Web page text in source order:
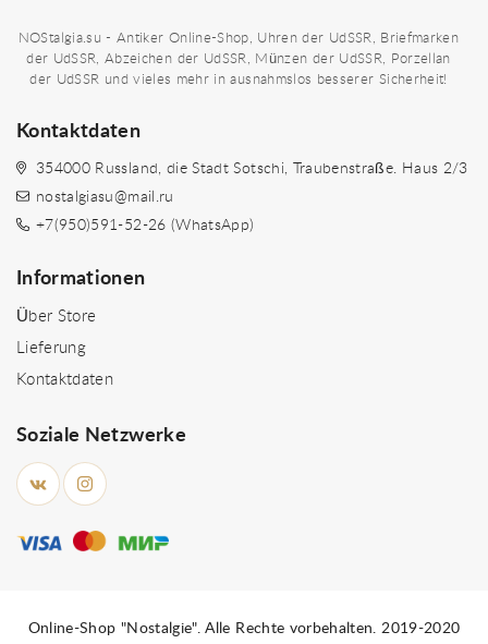
NOStalgia.su - Antiker Online-Shop, Uhren der UdSSR, Briefmarken
der UdSSR, Abzeichen der UdSSR, Münzen der UdSSR, Porzellan
der UdSSR und vieles mehr in ausnahmslos besserer Sicherheit!
Kontaktdaten
354000 Russland, die Stadt Sotschi, Traubenstraße. Haus 2/3
nostalgiasu@mail.ru
+7(950)591-52-26 (WhatsApp)
Informationen
Über Store
Lieferung
Kontaktdaten
Soziale Netzwerke
Online-Shop "Nostalgie". Alle Rechte vorbehalten. 2019-2020